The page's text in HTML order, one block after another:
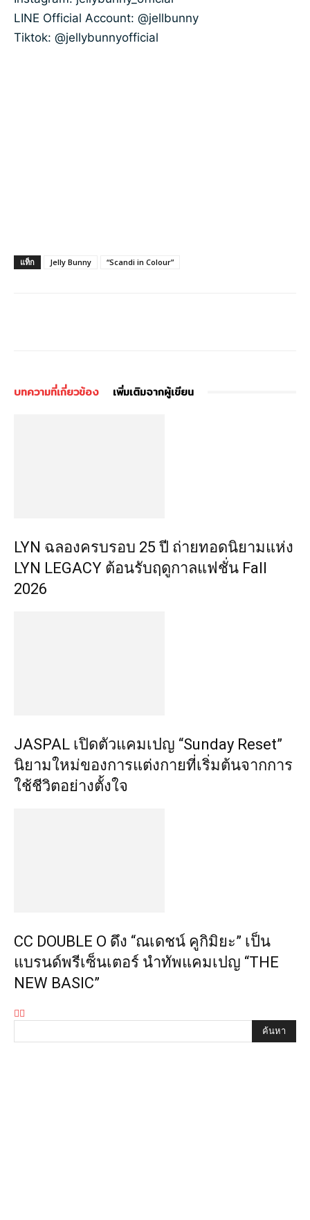
LINE Official Account: @jellbunny
Tiktok: @jellybunnyofficial
แท็ก Jelly Bunny “Scandi in Colour”
บทความที่เกี่ยวข้อง เพิ่มเติมจากผู้เขียน
LYN ฉลองครบรอบ 25 ปี ถ่ายทอดนิยามแห่ง
LYN LEGACY ต้อนรับฤดูกาลแฟชั่น Fall
2026
JASPAL เปิดตัวแคมเปญ “Sunday Reset”
นิยามใหม่ของการแต่งกายที่เริ่มต้นจากการ
ใช้ชีวิตอย่างตั้งใจ
CC DOUBLE O ดึง “ณเดชน์ คูกิมิยะ” เป็น
แบรนด์พรีเซ็นเตอร์ นำทัพแคมเปญ “THE
NEW BASIC”